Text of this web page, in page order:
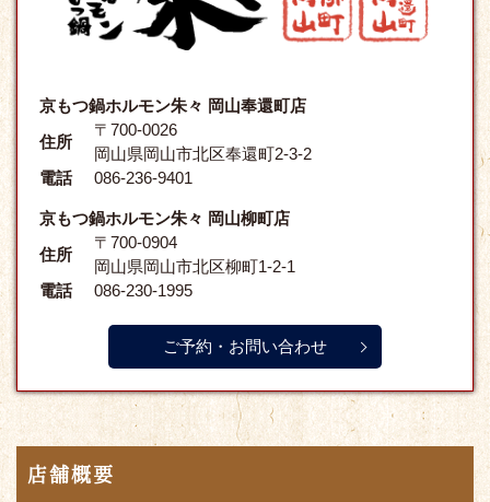
京もつ鍋ホルモン朱々 岡山奉還町店
住所
〒700-0026
岡山県岡山市北区奉還町2-3-2
電話
086-236-9401
京もつ鍋ホルモン朱々 岡山柳町店
住所
〒700-0904
岡山県岡山市北区柳町1-2-1
電話
086-230-1995
ご予約・お問い合わせ
店舗概要